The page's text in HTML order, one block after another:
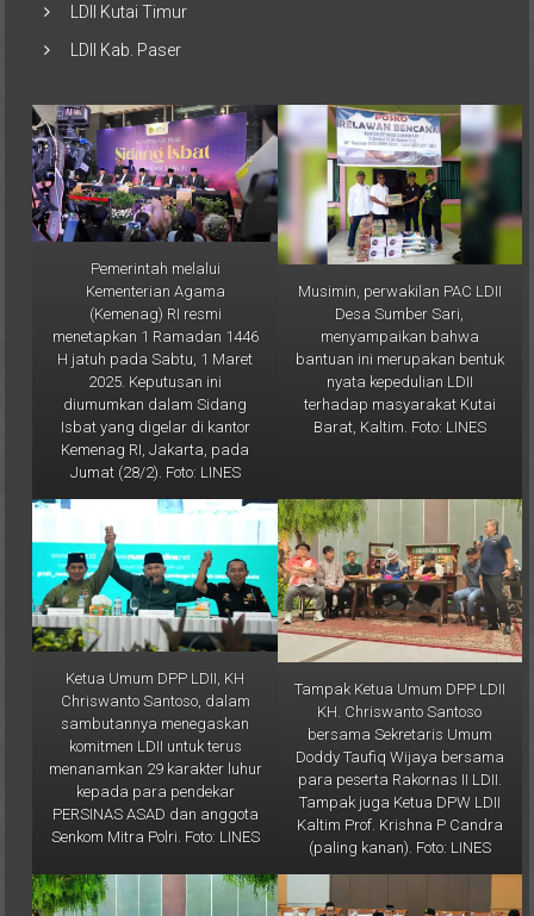
Pemerintah melalui
Kementerian Agama
(Kemenag) RI resmi
menetapkan 1 Ramadan 1446
H jatuh pada Sabtu, 1 Maret
2025. Keputusan ini
diumumkan dalam Sidang
Isbat yang digelar di kantor
Kemenag RI, Jakarta, pada
Jumat (28/2). Foto: LINES
Musimin, perwakilan PAC LDII
Desa Sumber Sari,
menyampaikan bahwa
bantuan ini merupakan bentuk
nyata kepedulian LDII
terhadap masyarakat Kutai
Barat, Kaltim. Foto: LINES
Ketua Umum DPP LDII, KH
Chriswanto Santoso, dalam
sambutannya menegaskan
komitmen LDII untuk terus
menanamkan 29 karakter luhur
kepada para pendekar
PERSINAS ASAD dan anggota
Senkom Mitra Polri. Foto: LINES
Tampak Ketua Umum DPP LDII
KH. Chriswanto Santoso
bersama Sekretaris Umum
Doddy Taufiq Wijaya bersama
para peserta Rakornas II LDII.
Tampak juga Ketua DPW LDII
Kaltim Prof. Krishna P Candra
(paling kanan). Foto: LINES